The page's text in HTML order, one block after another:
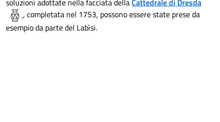
soluzioni adottate nella facciata dellaCattedrale di Dresda
, completata nel 1753, possono essere state prese da
esempio da parte del Labìsi.